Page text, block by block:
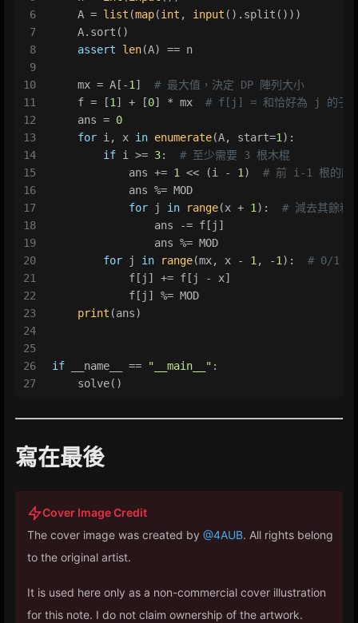
6
7
8
9
10
11
12
13
14
15
16
17
18
19
20
21
22
23
24
25
26
27
    A =
list (map(int , input ().split()))
    A.sort()
assert
len(A) == n
    mx = A[-
1 ] # 最大值，決定 DP 陣列大小
    f = [
1 ] + [0] * mx # f[j] = 和恰好為 j 的子
    ans =
0
for i, x in enumerate(A, start=1 ):
if i >= 3: # 至少需要 3 根木棍
            ans +=
1 << (i - 1 ) # 前 i-1 根的所
            ans %= MOD
for j in range(x + 1 ): # 減去其餘和
                ans -= f[j]
                ans %= MOD
for j in range(mx, x - 1 , -1 ): # 0/1 背
            f[j] += f[j - x]
            f[j] %= MOD
print (ans)
if __name__ == "__main__" :
    solve()
寫在最後
Cover Image Credit
The cover image was created by @4AUB. All rights belong
to the original artist.
It is used here only as a non-commercial cover illustration
for this note. I do not claim ownership of the artwork.